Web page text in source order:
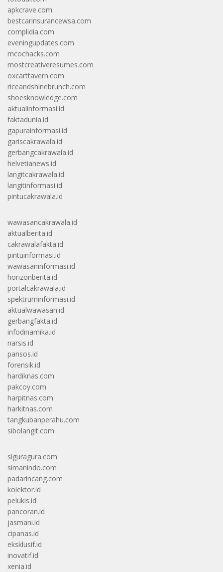
apkcrave.com
bestcarinsurancewsa.com
complidia.com
eveningupdates.com
mcochacks.com
mostcreativeresumes.com
oxcarttavern.com
riceandshinebrunch.com
shoesknowledge.com
aktualinformasi.id
faktadunia.id
gapurainformasi.id
gariscakrawala.id
gerbangcakrawala.id
helvetianews.id
langitcakrawala.id
langitinformasi.id
pintucakrawala.id
wawasancakrawala.id
aktualberita.id
cakrawalafakta.id
pintuinformasi.id
wawasaninformasi.id
horizonberita.id
portalcakrawala.id
spektruminformasi.id
aktualwawasan.id
gerbangfakta.id
infodinamika.id
narsis.id
pansos.id
forensik.id
hardiknas.com
pakcoy.com
harpitnas.com
harkitnas.com
tangkubanperahu.com
sibolangit.com
siguragura.com
simanindo.com
padarincang.com
kolektor.id
pelukis.id
pancoran.id
jasmani.id
cipanas.id
eksklusif.id
inovatif.id
xenia.id